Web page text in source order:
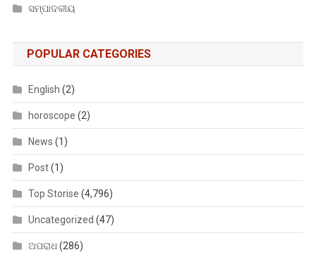
ସମ୍ପାଦକୀୟ
POPULAR CATEGORIES
English (2)
horoscope (2)
News (1)
Post(1)
Top Storise (4,796)
Uncategorized (47)
ଅପରାଧ (286)